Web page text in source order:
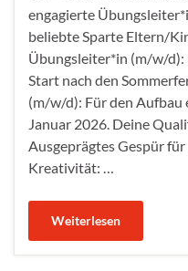
engagierte
beliebte Sparte Eltern/
Übungsleiter*in (m/w/d):
Start nach den
(m/w/d): Für den Aufbau
Januar 2026. Deine
Ausgeprägtes Gespür
Kreativität: …
Weiterlesen